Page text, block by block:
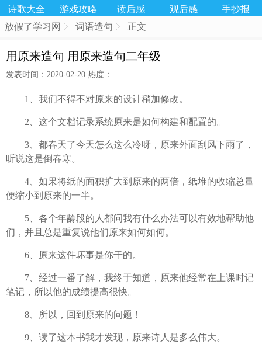
诗歌大全
游戏攻略 读后感 观后感
手抄报
放假了学习网
词语造句 正文
用原来造句 用原来造句二年级
发表时间：2020-02-20 热度：
1、我们不得不对原来的设计稍加修改。
2、这个文档记录系统原来是如何构建和配置的。
3、都春天了今天怎么这么冷呀，原来外面刮风下雨了，
听说这是倒春寒。
4、如果将纸的面积扩大到原来的两倍，纸堆的收缩总量
便缩小到原来的一半。
5、各个年龄段的人都问我有什么办法可以有效地帮助他
们，并且总是重复说他们原来如何如何。
6、原来这件坏事是你干的。
7、经过一番了解，我终于知道，原来他经常在上课时记
笔记，所以他的成绩提高很快。
8、所以，回到原来的问题！
9、读了这本书我才发现，原来诗人是多么伟大。